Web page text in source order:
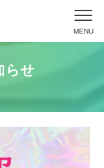
MENU
らせ